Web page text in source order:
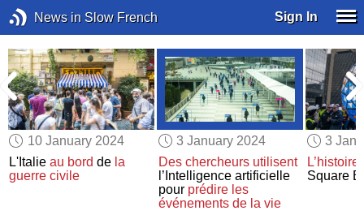
News in Slow French Sign In
10 January 2024
L'Italieau bord de la
guerre civile
3 January 2024
Des chercheurs utilisent
l’Intelligence artificielle
pour prédire les
événements de la vie
3
L’histoire
Square